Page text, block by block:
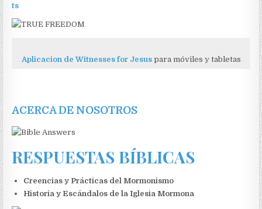
Aplicacion de Witnesses for Jesuspara móviles y tabletas
ACERCA DE NOSOTROS
RESPUESTAS BÍBLICAS
Creencias y Prácticas del Mormonismo
Historia y Escándalos de la Iglesia Mormona